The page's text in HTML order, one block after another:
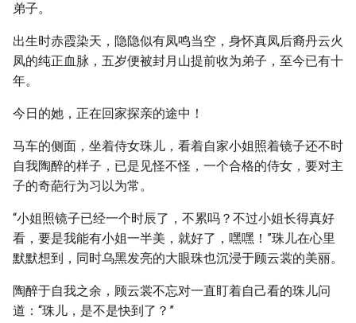
弟子。
出生时赤霞染天，隐隐似有凤鸣当空，身怀真凤后裔丹云火
凤的纯正血脉，五岁便被封月山提前收为弟子，至今已有十
年。
今日的她，正在回家探亲的途中！
马车的侧面，坐着侍女珠儿，看着自家小姐照着镜子还不时
自我陶醉的样子，已是见怪不怪，一个合格的侍女，要对主
子的奇葩行为习以为常。
“小姐照镜子已经一个时辰了，不累吗？不过小姐长得真好
看，要是我能有小姐一半美，就好了，嘿嘿！”珠儿在心里
默默想到，同时乌黑发亮的大眼珠也沉浸于顾云裳的美丽。
陶醉于自我之余，顾云裳不忘对一直盯着自己看的珠儿问
道：“珠儿，是不是快到了？”